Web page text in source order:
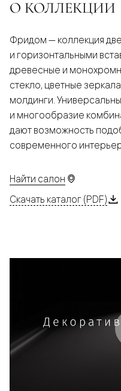
О КОЛЛЕКЦИИ
Фридом — коллекция
и горизонтальными
древесные и
стекло, цветные
молдинги.
и многообразие
дают возможность
современного
Найти салон
Скачать каталог (PDF)